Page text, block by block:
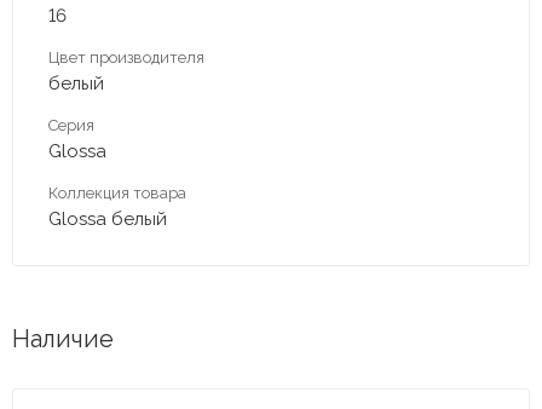
16
Цвет производителя
белый
Серия
Glossa
Коллекция товара
Glossa белый
Наличие